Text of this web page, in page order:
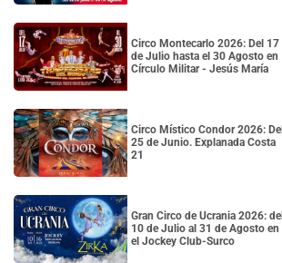
Circo Montecarlo 2026: Del 17
de Julio hasta el 30 Agosto en
Círculo Militar - Jesús María
Circo Místico Condor 2026: Del
25 de Junio. Explanada Costa
21
Gran Circo de Ucrania 2026: del
10 de Julio al 31 de Agosto en
el Jockey Club-Surco